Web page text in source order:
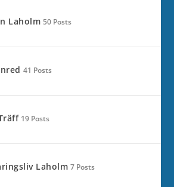
Laholm 50 Posts
41 Posts
19 Posts
Laholm 7 Posts